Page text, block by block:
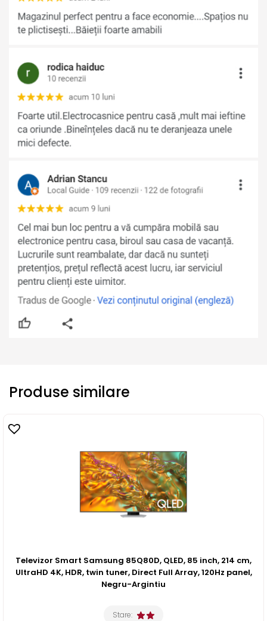
Produse similare
Televizor Smart Samsung 85Q80D, QLED, 85 inch, 214 cm,
UltraHD 4K, HDR, twin tuner, Direct Full Array, 120Hz panel,
Negru-Argintiu
Stare: